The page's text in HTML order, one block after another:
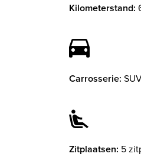
Kilometerstand:
Carrosserie:
Zitplaatsen: 5